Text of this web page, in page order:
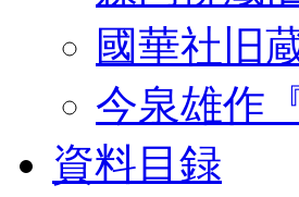
國華社旧
今泉雄作
資料目録